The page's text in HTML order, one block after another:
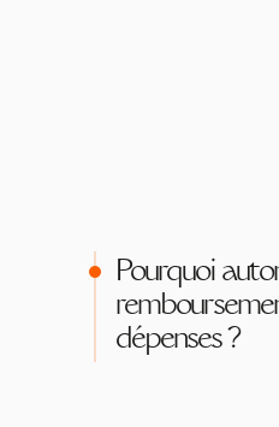
Pourquoi
dépenses ?